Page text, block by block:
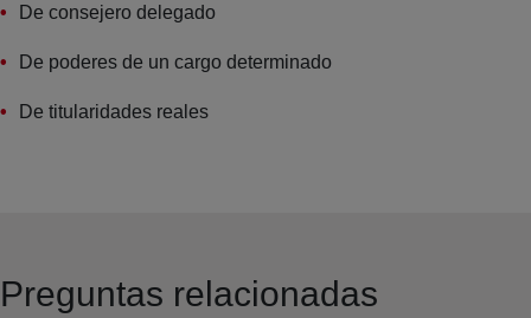
De consejero delegado
De poderes de un cargo determinado
De titularidades reales
Preguntas relacionadas